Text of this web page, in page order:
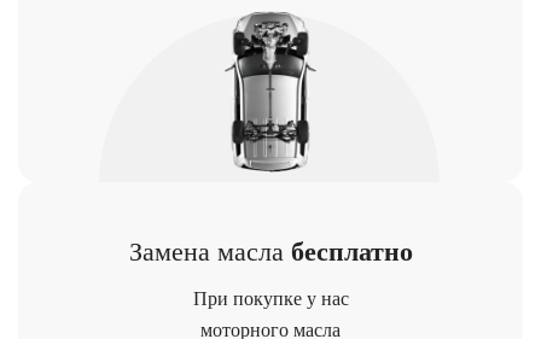
Замена масла бесплатно
При покупке у нас
моторного масла